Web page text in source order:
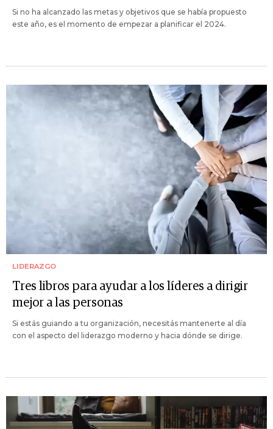
Si no ha alcanzado las metas y objetivos que se había propuesto
este año, es el momento de empezar a planificar el 2024.
LIDERAZGO
Tres libros para ayudar a los líderes a dirigir
mejor a las personas
Si estás guiando a tu organización, necesitás mantenerte al día
con el aspecto del liderazgo moderno y hacia dónde se dirige.